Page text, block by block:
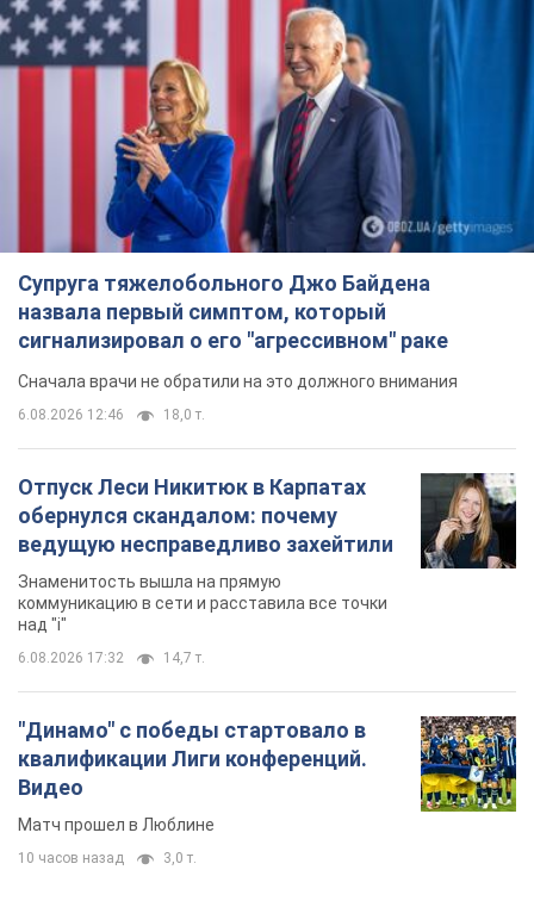
Супруга тяжелобольного Джо Байдена
назвала первый симптом, который
сигнализировал о его "агрессивном" раке
Сначала врачи не обратили на это должного внимания
6.08.2026 12:46 18,0 т.
Отпуск Леси Никитюк в Карпатах
обернулся скандалом: почему
ведущую несправедливо захейтили
Знаменитость вышла на прямую
коммуникацию в сети и расставила все точки
над "i"
6.08.2026 17:32 14,7 т.
"Динамо" с победы стартовало в
квалификации Лиги конференций.
Видео
Матч прошел в Люблине
10 часов назад 3,0 т.